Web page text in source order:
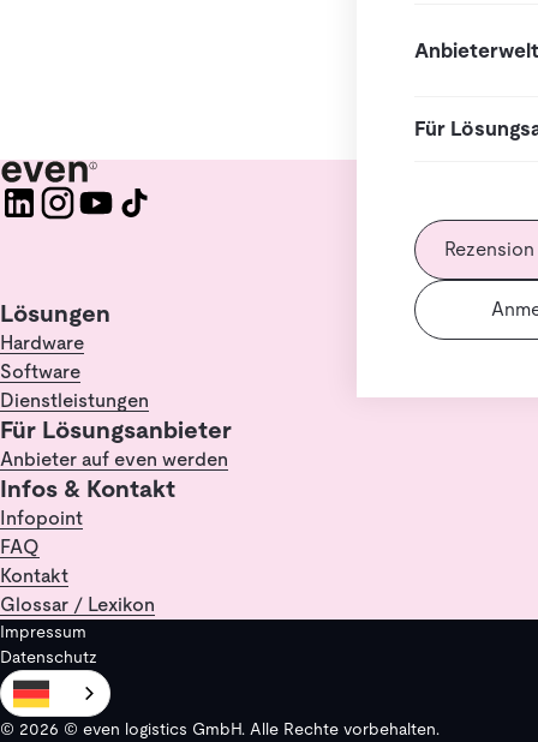
Anbieterwelt
Für
Lösungen
Hardware
Software
Dienstleistungen
Für Lösungsanbieter
Anbieter auf even werden
Infos & Kontakt
Infopoint
FAQ
Kontakt
Glossar / Lexikon
Impressum
Datenschutz
© 2026 © even logistics GmbH. Alle Rechte vorbehalten.